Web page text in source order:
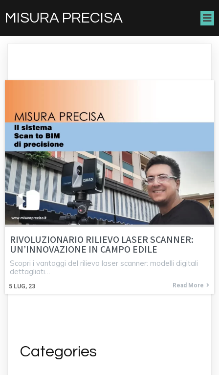
MISURA PRECISA
RIVOLUZIONARIO RILIEVO LASER SCANNER:
UN’INNOVAZIONE IN CAMPO EDILE
5 LUG, 23
Scopri i vantaggi del rilievo laser scanner: modelli digitali
dettagliati…
Read More
Categories